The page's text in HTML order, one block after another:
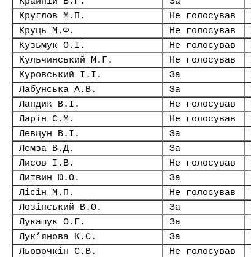
Круглов М.П.
Не голосував
Круць М.Ф.
Не голосував
Кузьмук О.І.
Не голосував
Кульчинський М.Г.
Не голосував
Куровський І.І.
За
Лабунська А.В.
За
Ландик В.І.
Не голосував
Ларін С.М.
Не голосував
Левцун В.І.
За
Лемза В.Д.
За
Лисов І.В.
Не голосував
Литвин Ю.О.
За
Лісін М.П.
Не голосував
Лозінський В.О.
За
Лукашук О.Г.
За
Лук’янова К.Є.
За
Льовочкін С.В.
Не голосував